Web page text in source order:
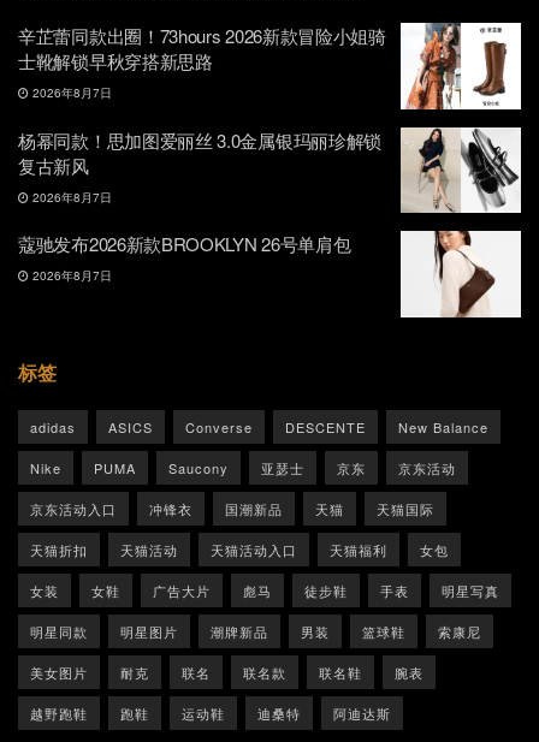
辛芷蕾同款出圈！73hours 2026新款冒险小姐骑
士靴解锁早秋穿搭新思路
2026年8月7日
杨幂同款！思加图爱丽丝 3.0金属银玛丽珍解锁
复古新风
2026年8月7日
蔻驰发布2026新款BROOKLYN 26号单肩包
2026年8月7日
标签
adidas ASICS Converse DESCENTE New Balance
Nike PUMA Saucony 亚瑟士 京东 京东活动
京东活动入口 冲锋衣 国潮新品 天猫 天猫国际
天猫折扣 天猫活动 天猫活动入口 天猫福利 女包
女装 女鞋 广告大片 彪马 徒步鞋 手表 明星写真
明星同款 明星图片 潮牌新品 男装 篮球鞋 索康尼
美女图片 耐克 联名 联名款 联名鞋 腕表
越野跑鞋 跑鞋 运动鞋 迪桑特 阿迪达斯